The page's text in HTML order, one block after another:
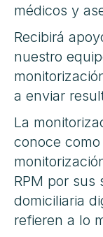
médicos y
Recibirá
nuestro
a enviar
La
conoce
RPM por sus
domiciliaria
refieren a lo